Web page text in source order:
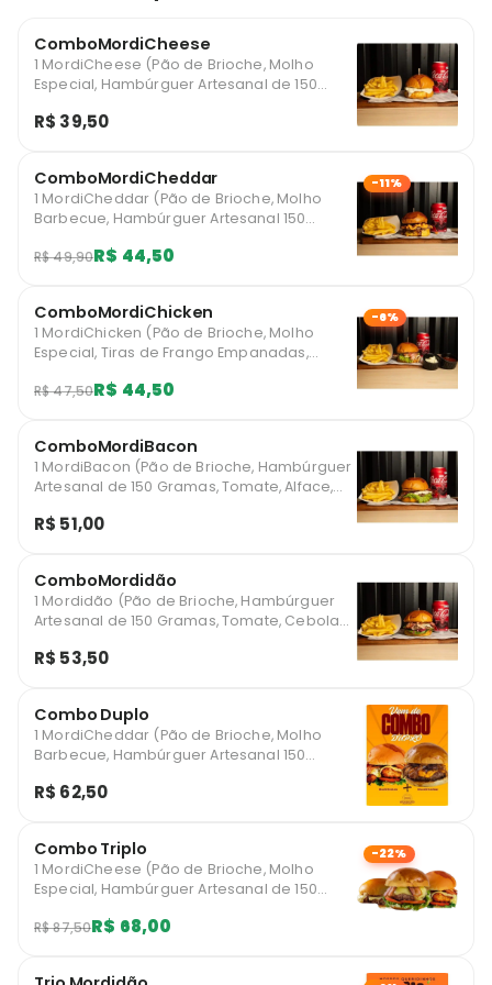
ComboMordiCheese
1 MordiCheese (Pão de Brioche, Molho
Especial, Hambúrguer Artesanal de 150
Refrigerante 350 ml
R$ 39,50
ComboMordiCheddar
1 MordiCheddar (Pão de Brioche, Molho
Barbecue, Hambúrguer Artesanal 150
caramelizada) 1 Batatinha show p 1
R$ 49,90R$ 44,50
-11%
ComboMordiChicken
1 MordiChicken (Pão de Brioche, Molho
Especial, Tiras de Frango Empanadas,
Batatinha Show p 1 Refrigerante 350ml
R$ 47,50R$ 44,50
-6%
ComboMordiBacon
1 MordiBacon (Pão de Brioche, Hambúrguer
Artesanal de 150 Gramas, Tomate, Alface,
Batatinha show p 1 Refrigerante 350ml
R$ 51,00
ComboMordidão
1 Mordidão (Pão de Brioche, Hambúrguer
Artesanal de 150 Gramas, Tomate, Cebola
Muito Bacon) 1 Batatinha Show p 1
R$ 53,50
Combo Duplo
1 MordiCheddar (Pão de Brioche, Molho
Barbecue, Hambúrguer Artesanal 150
caramelizada) 1 ModiChicken (Pão de
Tomate e Bacon)
R$ 62,50
Combo Triplo
1 MordiCheese (Pão de Brioche, Molho
Especial, Hambúrguer Artesanal de 150
de Brioche, Hambúrguer Artesanal de 150
R$ 87,50R$ 68,00
-22%